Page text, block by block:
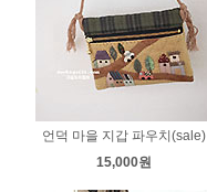
언덕 마을 지갑 파우치(sale)
15,000원